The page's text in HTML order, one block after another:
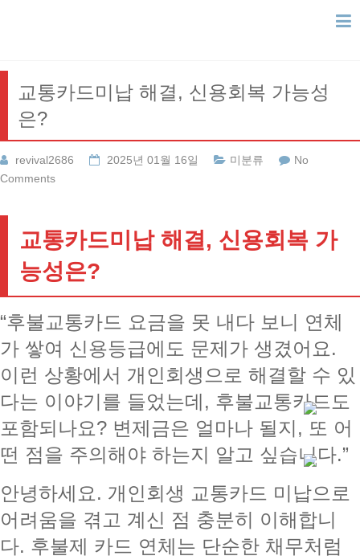
교통카드미납 해결, 신용회복 가능성
은?
revival2686 2025년 01월 16일 미분류
No
Comments
교통카드미납 해결, 신용회복 가
능성은?
“후불교통카드 요금을 못 내다 보니 연체
가 쌓여 신용등급에도 문제가 생겼어요.
이런 상황에서 개인회생으로 해결할 수 있
다는 이야기를 들었는데, 후불교통카드도
포함되나요? 변제금은 얼마나 될지, 또 어
떤 점을 주의해야 하는지 알고 싶습니다.”
안녕하세요. 개인회생 교통카드 미납으로
어려움을 겪고 계신 점 충분히 이해합니
다. 후불제 카드 연체는 단순한 채무처럼